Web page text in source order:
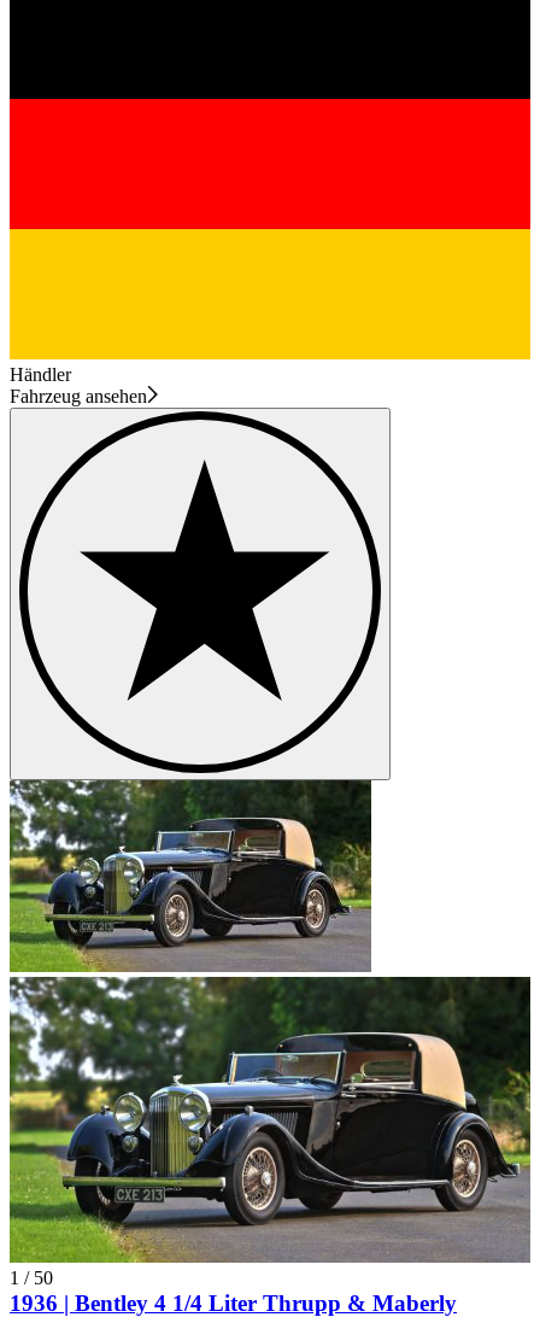
Händler
Fahrzeug ansehen
1 / 50
1936 | Bentley 4 1/4 Liter Thrupp & Maberly